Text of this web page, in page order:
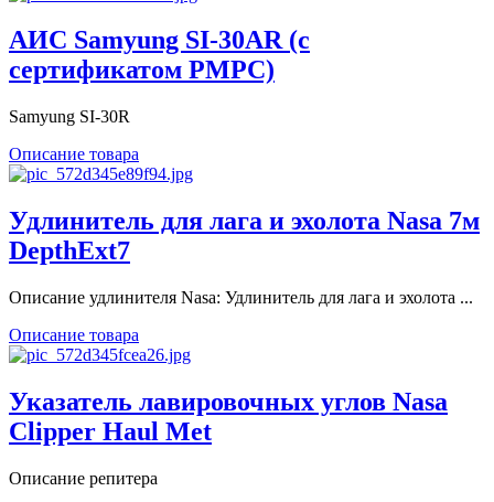
АИС Samyung SI-30AR (с
сертификатом РМРС)
Samyung SI-30R
Описание товара
Удлинитель для лага и эхолота Nasa 7м
DepthExt7
Описание удлинителя Nasa: Удлинитель для лага и эхолота ...
Описание товара
Указатель лавировочных углов Nasa
Clipper Haul Met
Описание репитера